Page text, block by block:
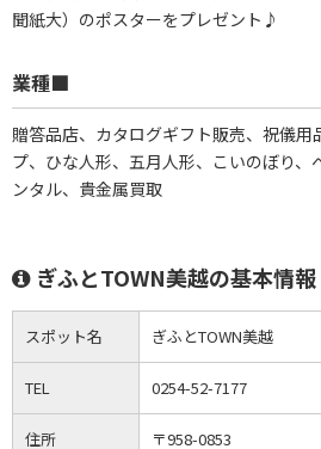
聞紙大）のポスターをプレゼント♪
業種■
贈答品店、カタログギフト販売、祝儀用
プ、ひな人形、五月人形、こいのぼり、
ンタル、貴金属買取
ぎふとTOWN美越の基本情報
スポット名 ぎふとTOWN美越
TEL 0254-52-7177
住所
〒958-0853